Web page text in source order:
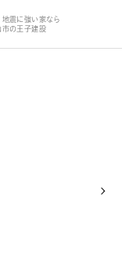
地震に強い家なら
市の王子建設